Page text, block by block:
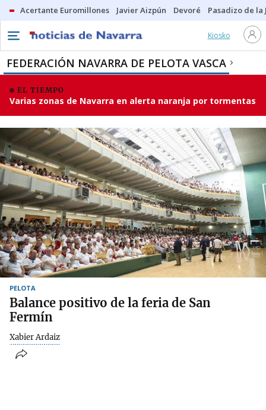
Acertante Euromillones Javier Aizpún Devoré Pasadizo de la
Kiosko
FEDERACIÓN NAVARRA DE PELOTA VASCA
EL TIEMPO
Varias zonas de Navarra en alerta naranja por tormentas
PELOTA
Balance positivo de la feria de San
Fermín
Xabier Ardaiz